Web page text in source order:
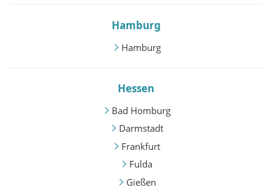
Hamburg
Hamburg
Hessen
Bad Homburg
Darmstadt
Frankfurt
Fulda
Gießen